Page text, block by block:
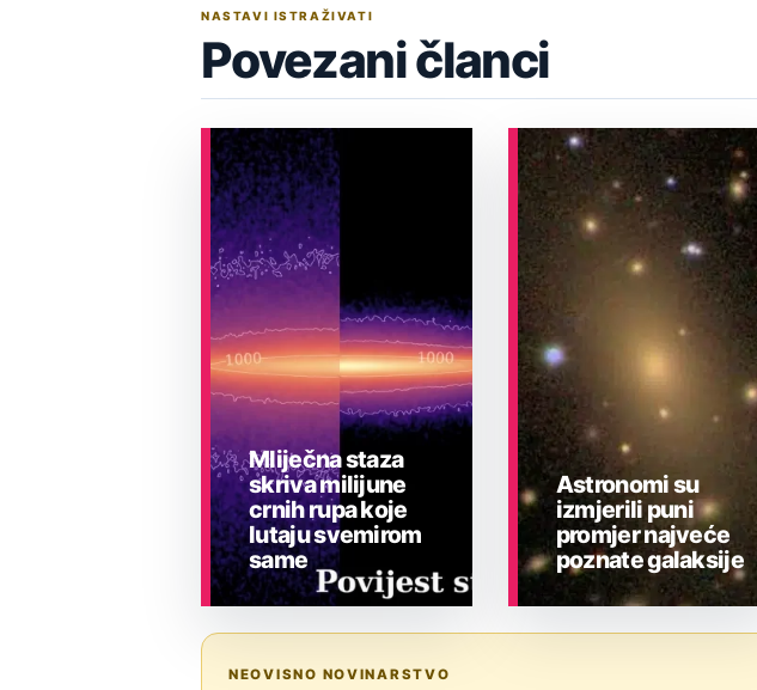
NASTAVI ISTRAŽIVATI
Povezani članci
Mliječna staza
skriva milijune
crnih rupa koje
lutaju svemirom
same
Astronomi su
izmjerili puni
promjer najveće
poznate galaksije
NEOVISNO NOVINARSTVO